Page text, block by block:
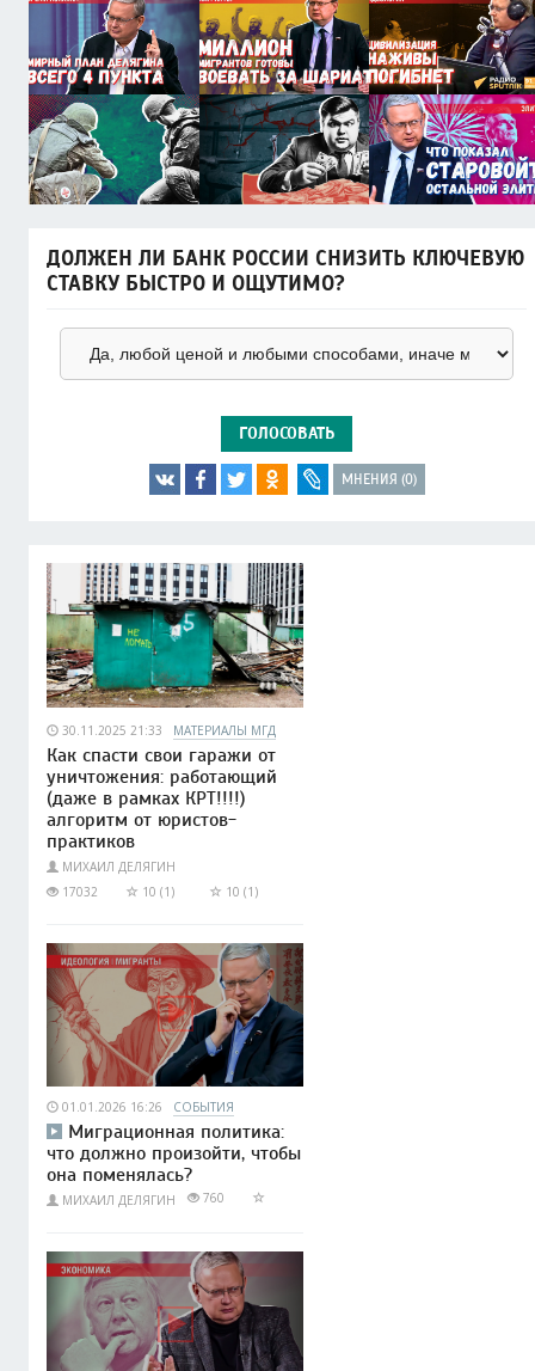
ДОЛЖЕН ЛИ БАНК РОССИИ СНИЗИТЬ КЛЮЧЕВУЮ
СТАВКУ БЫСТРО И ОЩУТИМО?
ГОЛОСОВАТЬ
МНЕНИЯ (0)
30.11.2025 21:33 МАТЕРИАЛЫ МГД
Как спасти свои гаражи от
уничтожения: работающий
(даже в рамках КРТ!!!!)
алгоритм от юристов-
практиков
МИХАИЛ ДЕЛЯГИН
17032
10 (1) 10 (1)
01.01.2026 16:26 СОБЫТИЯ
Миграционная политика:
что должно произойти, чтобы
она поменялась?
МИХАИЛ ДЕЛЯГИН 760